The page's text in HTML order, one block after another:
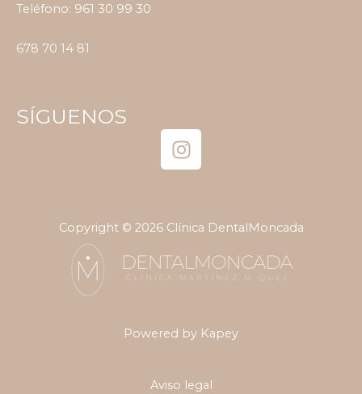
Teléfono: 961 30 99 30
678 70 14 81
SÍGUENOS
I
n
a
g
r
a
Copyright © 2026 Clínica DentalMoncada
Powered by Kapey
Aviso legal